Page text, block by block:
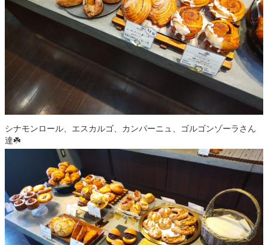
シナモンロール、エスカルゴ、カンパーニュ、ゴルゴンゾーラさん
達☘️